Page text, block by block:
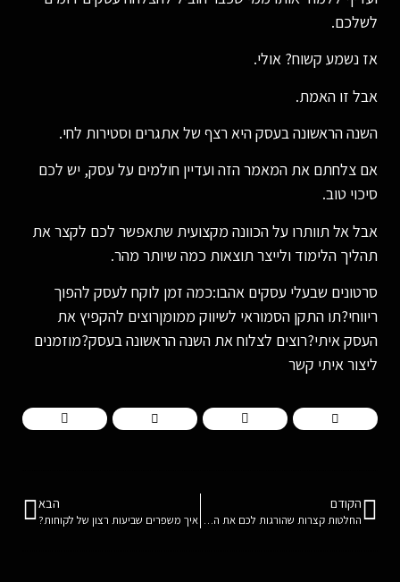
לשלכם.
אז נשמע קשוח? אולי.
אבל זו האמת.
השנה הראשונה בעסק היא רצף של אתגרים וסטירות לחי.
אם צלחתם את המאמר הזה ועדיין חולמים על עסק, יש לכם
סיכוי טוב.
אבל אל תוותרו על הכוונה מקצועית שתאפשר לכם לקצר את
תהליך הלימוד ולייצר תוצאות כמה שיותר מהר.
סרטונים שבעלי עסקים אהבו:כמה זמן לוקח לעסק להפוך
ריווחי?תו התקן הסמוראי לשיווק ממומןרוצים להקפיץ את
העסק איתי?רוצים לצלוח את השנה הראשונה בעסק?מוזמנים
ליצור איתי קשר
הקודם
החלטות קצרות שהורגות לכם את העסק
הבא
איך משפרים שביעות רצון של לקוחות?